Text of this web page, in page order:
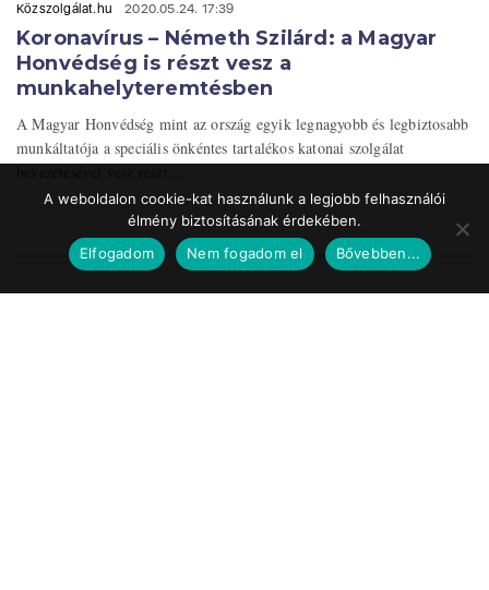
Közszolgálat.hu 2020.05.24. 17:39
Koronavírus – Németh Szilárd: a Magyar
Honvédség is részt vesz a
munkahelyteremtésben
A Magyar Honvédség mint az ország egyik legnagyobb és legbiztosabb
munkáltatója a speciális önkéntes tartalékos katonai szolgálat
A weboldalon cookie-kat használunk a legjobb felhasználói
élmény biztosításának érdekében.
Elfogadom
Nem fogadom el Bővebben...